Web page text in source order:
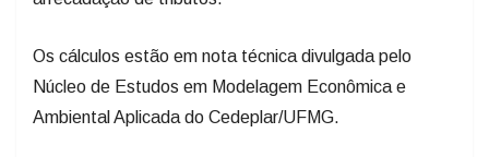
Os cálculos estão em nota técnica divulgada pelo
Núcleo de Estudos em Modelagem Econômica e
Ambiental Aplicada do Cedeplar/UFMG.